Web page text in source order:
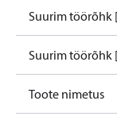
Suurim töörõhk
Suurim töörõhk
Toote nimetus